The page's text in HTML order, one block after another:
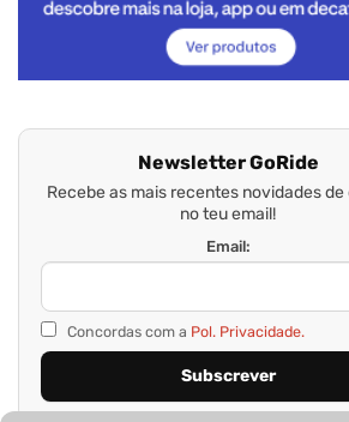
Newsletter GoRide
Recebe as mais recentes novidades
no teu email!
Email:
Concordas com a Pol. Privacidade.